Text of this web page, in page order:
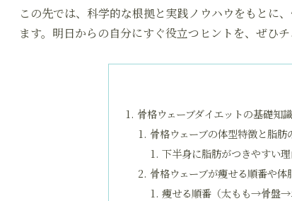
この先では、科学的な根拠と実践ノウハウをもとに
ます。明日からの自分にすぐ役立つヒントを、ぜひチ
骨格ウェーブダイエットの基礎知
骨格ウェーブの体型特徴と脂肪
下半身に脂肪がつきやすい
骨格ウェーブが痩せる順番や体
痩せる順番（太もも→骨盤→